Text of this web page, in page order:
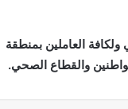
العاملين بمنطقة
والقطاع الصحي.